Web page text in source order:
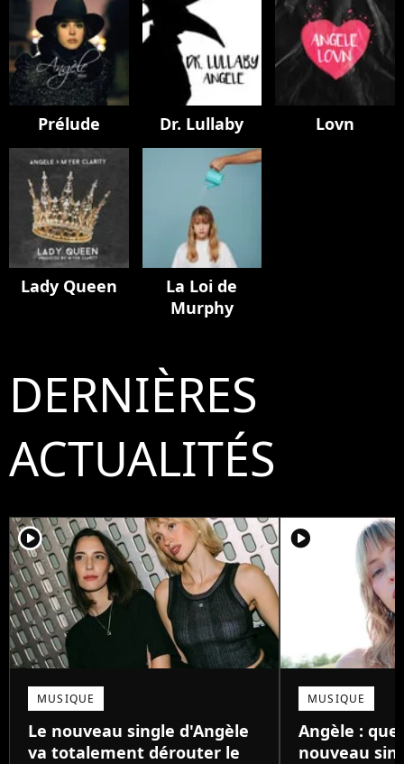
Prélude Dr. Lullaby Lovn
Lady Queen
La Loi de
Murphy
DERNIÈRES
ACTUALITÉS
player2
MUSIQUE
Le nouveau single d'Angèle
va totalement dérouter le
player2
MUSIQUE
Angèle :
nouveau